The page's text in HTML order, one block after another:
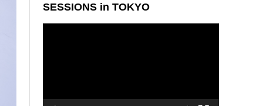
SESSIONS in TOKYO